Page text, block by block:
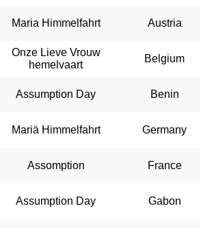
Maria Himmelfahrt Austria
Onze Lieve Vrouw
hemelvaart
Belgium
Assumption Day Benin
Mariä Himmelfahrt Germany
Assomption France
Assumption Day Gabon